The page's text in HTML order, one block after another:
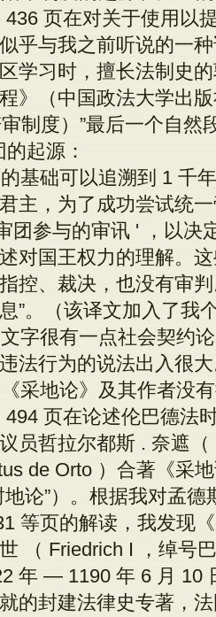
436 页在对关于使用以
乎与我之前听说的一
学习时，擅长法制史
》（中国政法大学出
制度）”最后一个自然
的起源：
基础可以追溯到 1 千
主，为了成功尝试统
团参与的审讯 ' ，以决
对国王权力的理解。
控、裁决，也没有审
”。（该译文加入了我
字很有一点社会契约
法行为的说法出入很
采地论》及其作者没
494 页在论述伦巴德法
员哲拉尔都斯 . 奈遮
de Orto ）合著《采
地论”）。根据我对孟
等页的解读，我发现
（ Friedrich I ，绰号
年 — 1190 年 6 月
的封建法律史专著，